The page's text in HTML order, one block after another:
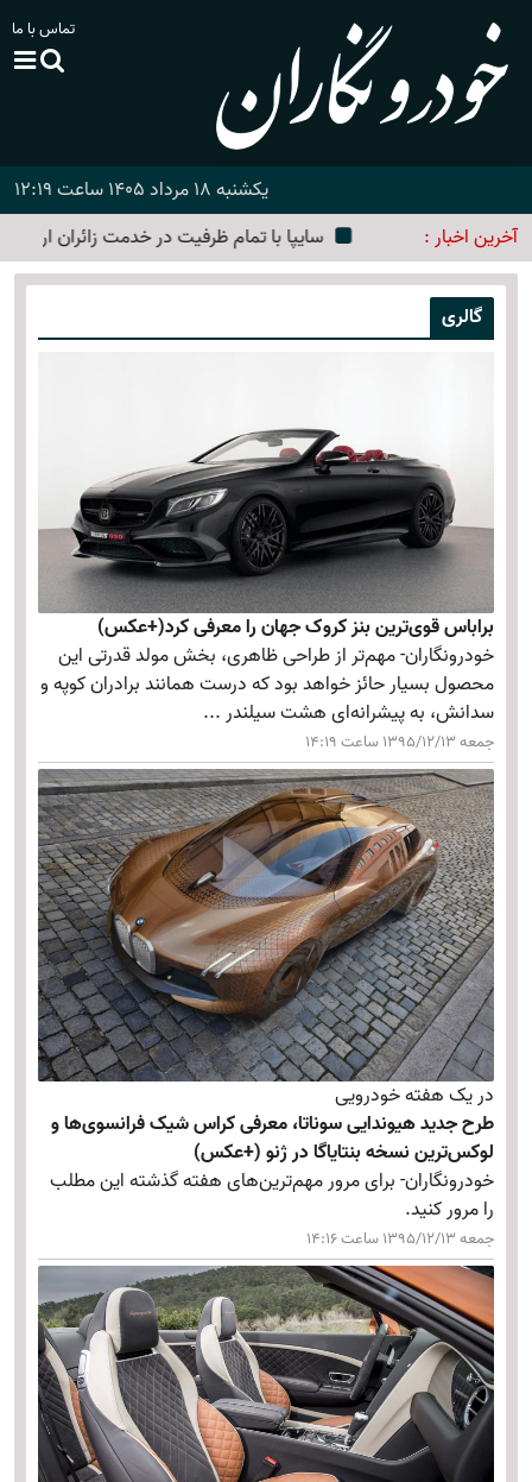
تماس با ما
یکشنبه 18 مرداد 1405 ساعت 12:19
آخرین اخبار :
سایپا با تمام ظرفیت در خدمت زائران اربعین است
گالری
براباس قوی‌ترین بنز کروک جهان را معرفی کرد(+عکس)
خودرونگاران- مهم‌تر از طراحی ظاهری، بخش مولد قدرتی این
محصول بسیار حائز خواهد بود که درست همانند برادران کوپه و
سدانش، به پیشرانه‌ای هشت سیلندر ...
جمعه 1395/12/13 ساعت 14:19
در یک هفته خودرویی
طرح جدید هیوندایی سوناتا، معرفی کراس شیک فرانسوی‌ها و
لوکس‌ترین نسخه بنتایاگا در ژنو (+عکس)
خودرونگاران- برای مرور مهم‌ترین‌های هفته گذشته این مطلب
را مرور کنید.
جمعه 1395/12/13 ساعت 14:16